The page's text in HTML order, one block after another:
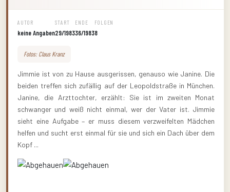
AUTOR
keine Angaben
START
29/1983
ENDE
36/1983
FOLGEN
8
Fotos: Claus Kranz
Jimmie ist von zu Hause ausgerissen, genauso wie Janine. Die
beiden treffen sich zufällig auf der Leopoldstraße in München.
Janine, die Arzttochter, erzählt: Sie ist im zweiten Monat
schwanger und weiß nicht einmal, wer der Vater ist. Jimmie
sieht eine Aufgabe – er muss diesem verzweifelten Mädchen
helfen und sucht erst einmal für sie und sich ein Dach über dem
Kopf ...